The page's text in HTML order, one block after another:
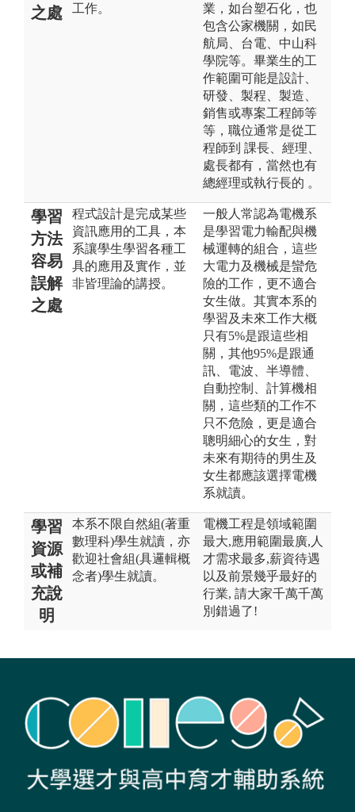
之處
工作。
業，如台塑石化，也
包含公家機關，如民
航局、台電、中山科
學院等。畢業生的工
作範圍可能是設計、
研發、製程、製造、
銷售或專案工程師等
等，職位通常是從工
程師到 課長、經理、
處長都有，當然也有
總經理或執行長的 。
學習
方法
容易
誤解
之處
程式設計是完成某些
資訊應用的工具，本
系讓學生學習各種工
具的應用及實作，並
非皆理論的講授。
一般人常認為電機系
是學習電力輸配與機
械運轉的組合，這些
大電力及機械是蠻危
險的工作，更不適合
女生做。其實本系的
學習及未來工作大概
只有5%是跟這些相
關，其他95%是跟通
訊、電波、半導體、
自動控制、計算機相
關，這些類的工作不
只不危險，更是適合
聰明細心的女生，對
未來有期待的男生及
女生都應該選擇電機
系就讀。
學習
資源
或補
充說
明
本系不限自然組(著重
數理科)學生就讀，亦
歡迎社會組(具邏輯概
念者)學生就讀。
電機工程是領域範圍
最大,應用範圍最廣,人
才需求最多,薪資待遇
以及前景幾乎最好的
行業, 請大家千萬千萬
別錯過了!